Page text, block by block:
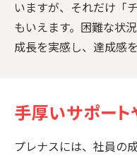
いますが、それだけ「
もいえます。困難な状
成長を実感し、達成感
手厚いサポート
プレナスには、社員の